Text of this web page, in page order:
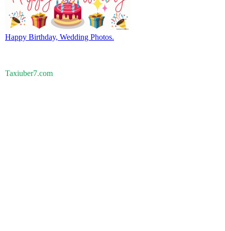
Happy Birthday, Wedding Photos.
Taxiuber7.com